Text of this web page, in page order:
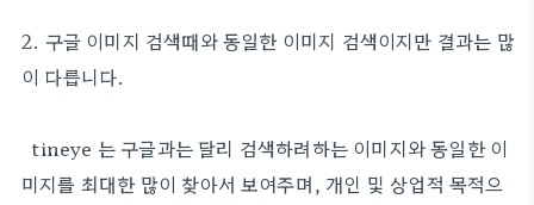
2. 구글 이미지 검색때와 동일한 이미지 검색이지만 결과는 많
이 다릅니다.
tineye 는 구글과는 달리 검색하려하는 이미지와 동일한 이
미지를 최대한 많이 찾아서 보여주며, 개인 및 상업적 목적으